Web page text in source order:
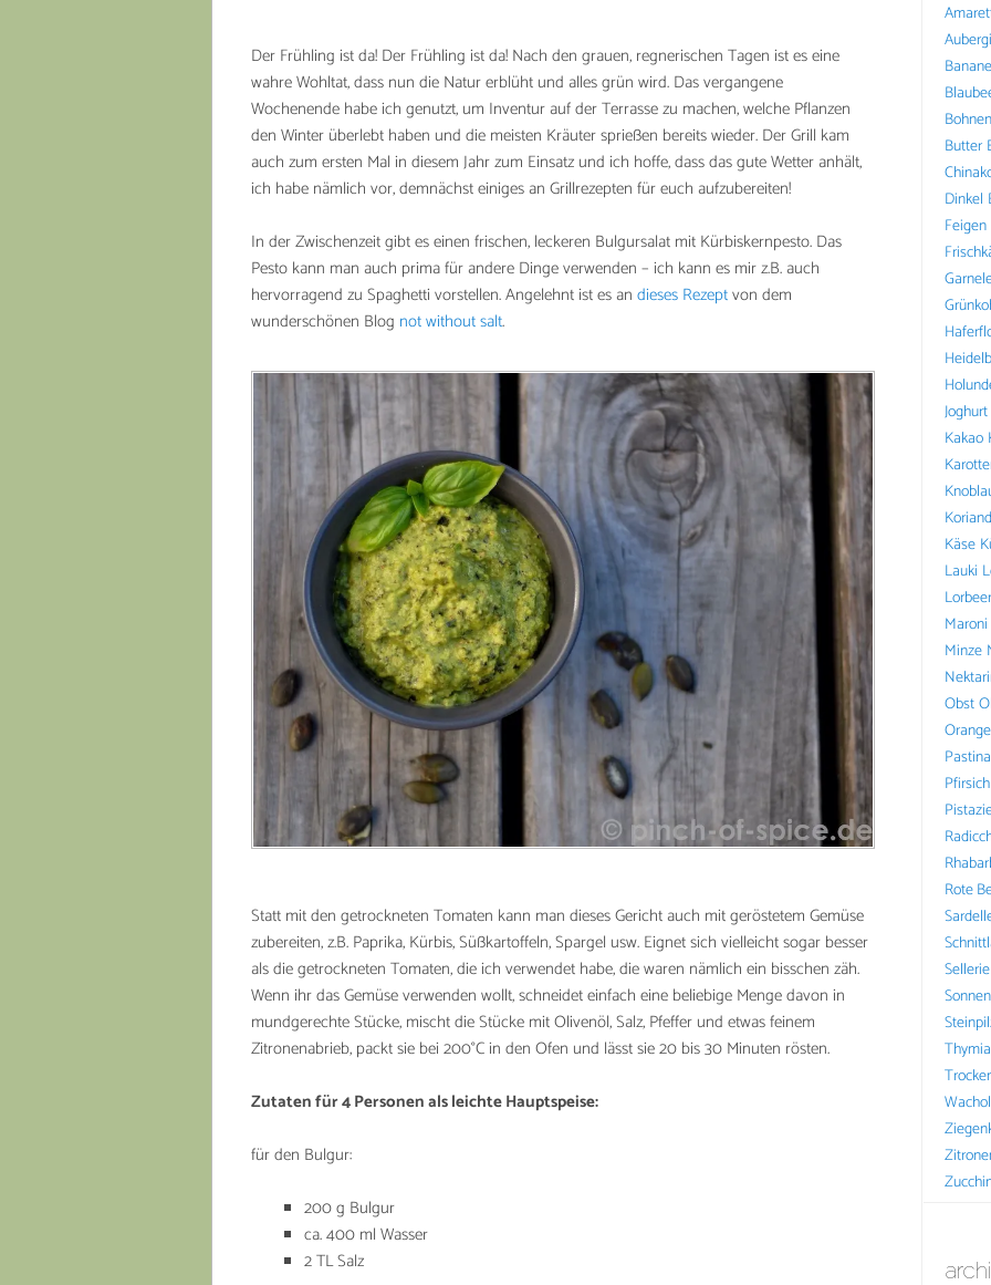
Der Frühling ist da! Der Frühling ist da! Nach den grauen, regnerischen Tagen ist es eine
wahre Wohltat, dass nun die Natur erblüht und alles grün wird. Das vergangene
Wochenende habe ich genutzt, um Inventur auf der Terrasse zu machen, welche Pflanzen
den Winter überlebt haben und die meisten Kräuter sprießen bereits wieder. Der Grill kam
auch zum ersten Mal in diesem Jahr zum Einsatz und ich hoffe, dass das gute Wetter anhält,
ich habe nämlich vor, demnächst einiges an Grillrezepten für euch aufzubereiten!
In der Zwischenzeit gibt es einen frischen, leckeren Bulgursalat mit Kürbiskernpesto. Das
Pesto kann man auch prima für andere Dinge verwenden – ich kann es mir z.B. auch
hervorragend zu Spaghetti vorstellen. Angelehnt ist es an dieses Rezeptvon dem
wunderschönen Blog not without salt.
Statt mit den getrockneten Tomaten kann man dieses Gericht auch mit geröstetem Gemüse
zubereiten, z.B. Paprika, Kürbis, Süßkartoffeln, Spargel usw. Eignet sich vielleicht sogar besser
als die getrockneten Tomaten, die ich verwendet habe, die waren nämlich ein bisschen zäh.
Wenn ihr das Gemüse verwenden wollt, schneidet einfach eine beliebige Menge davon in
mundgerechte Stücke, mischt die Stücke mit Olivenöl, Salz, Pfeffer und etwas feinem
Zitronenabrieb, packt sie bei 200°C in den Ofen und lässt sie 20 bis 30 Minuten rösten.
Zutaten für 4 Personen als leichte Hauptspeise:
für den Bulgur:
200 g Bulgur
ca. 400 ml Wasser
2 TL Salz
Banane
Bohnen
Butter
Dinkel
Feigen
Joghurt
Kakao
Käse
Lauki
Lorbeer
Maroni
Minze
Obst
Pfirsich
Rote
Sellerie